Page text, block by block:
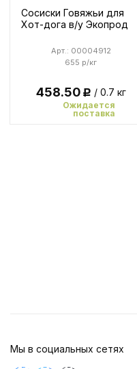
Сосиски Говяжьи для
Хот-дога в/у Экопрод
655 р/кг
Арт.: 00004912
458.50Р / 0.7 кг
Ожидается
поставка
Мы в социальных сетях